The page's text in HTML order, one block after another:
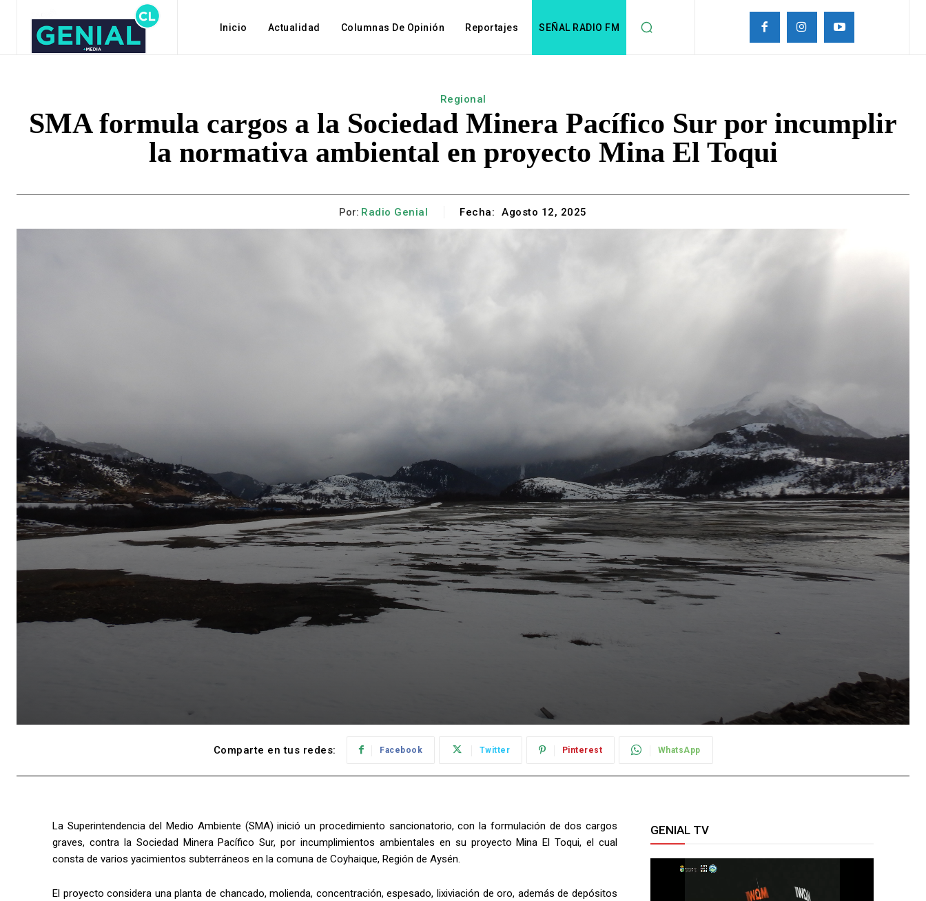
Inicio Actualidad Columnas De Opinión Reportajes SEÑAL RADIO FM
Regional
SMA formula cargos a la Sociedad Minera Pacífico Sur por incumplir
la normativa ambiental en proyecto Mina El Toqui
Por: Radio Genial Fecha: Agosto 12, 2025
Comparte en tus redes: Facebook Twitter Pinterest WhatsApp
La Superintendencia del Medio Ambiente (SMA) inició un procedimiento sancionatorio, con la formulación de dos cargos
graves, contra la Sociedad Minera Pacífico Sur, por incumplimientos ambientales en su proyecto Mina El Toqui, el cual
consta de varios yacimientos subterráneos en la comuna de Coyhaique, Región de Aysén.
El proyecto considera una planta de chancado, molienda, concentración, espesado, lixiviación de oro, además de depósitos
GENIAL TV